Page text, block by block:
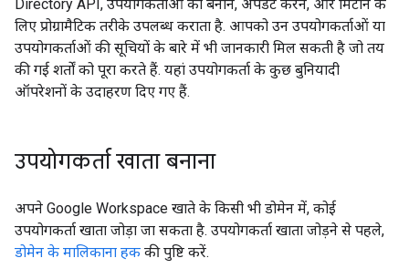
Directory API, उपयोगकर्ताओं को बनाने, अपडेट करने, और मिटाने के
लिए प्रोग्रामैटिक तरीके उपलब्ध कराता है. आपको उन उपयोगकर्ताओं या
उपयोगकर्ताओं की सूचियों के बारे में भी जानकारी मिल सकती है जो तय
की गई शर्तों को पूरा करते हैं. यहां उपयोगकर्ता के कुछ बुनियादी
ऑपरेशनों के उदाहरण दिए गए हैं.
उपयोगकर्ता खाता बनाना
अपने Google Workspace खाते के किसी भी डोमेन में, कोई
उपयोगकर्ता खाता जोड़ा जा सकता है. उपयोगकर्ता खाता जोड़ने से पहले,
डोमेन के मालिकाना हक की पुष्टि करें.